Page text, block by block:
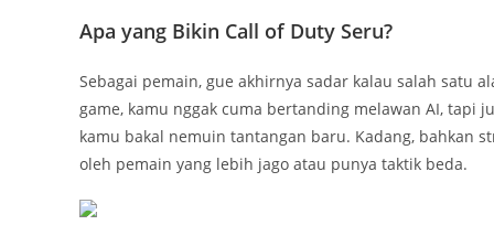
Apa yang Bikin Call of Duty Seru?
Sebagai pemain, gue akhirnya sadar kalau salah satu
game, kamu nggak cuma bertanding melawan AI, tapi
kamu bakal nemuin tantangan baru. Kadang, bahkan
oleh pemain yang lebih jago atau punya taktik beda.